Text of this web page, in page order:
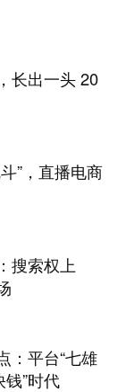
长出一头 20
”，直播电商
搜索权上
：平台“七雄
钱”时代